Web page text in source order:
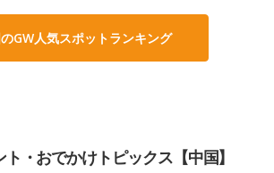
GW人気スポットランキング
ト・おでかけトピックス【中国】